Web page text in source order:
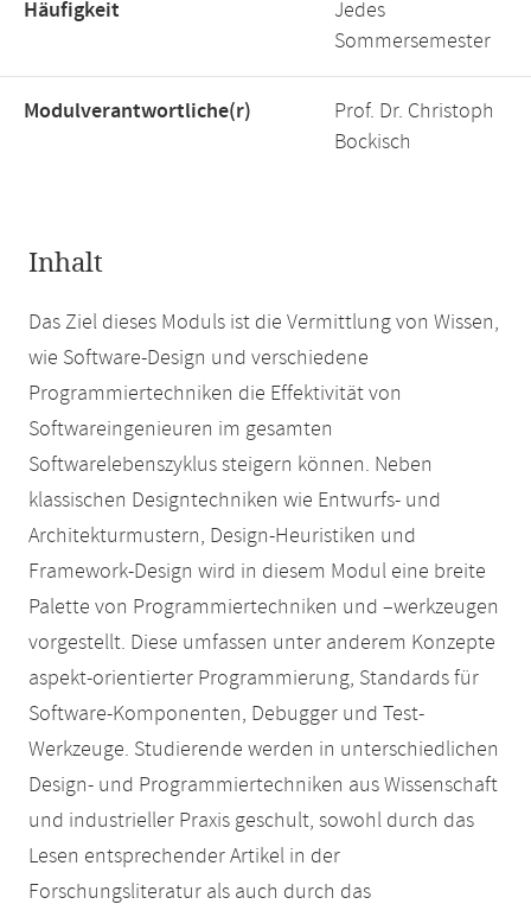
Häufigkeit
Jedes
Sommersemester
Modulverantwortliche(r)
Prof. Dr. Christoph
Bockisch
Inhalt
Das Ziel dieses Moduls ist die Vermittlung von Wissen,
wie Software-Design und verschiedene
Programmiertechniken die Effektivität von
Softwareingenieuren im gesamten
Softwarelebenszyklus steigern können. Neben
klassischen Designtechniken wie Entwurfs- und
Architekturmustern, Design-Heuristiken und
Framework-Design wird in diesem Modul eine breite
Palette von Programmiertechniken und –werkzeugen
vorgestellt. Diese umfassen unter anderem Konzepte
aspekt-orientierter Programmierung, Standards für
Software-Komponenten, Debugger und Test-
Werkzeuge. Studierende werden in unterschiedlichen
Design- und Programmiertechniken aus Wissenschaft
und industrieller Praxis geschult, sowohl durch das
Lesen entsprechender Artikel in der
Forschungsliteratur als auch durch das